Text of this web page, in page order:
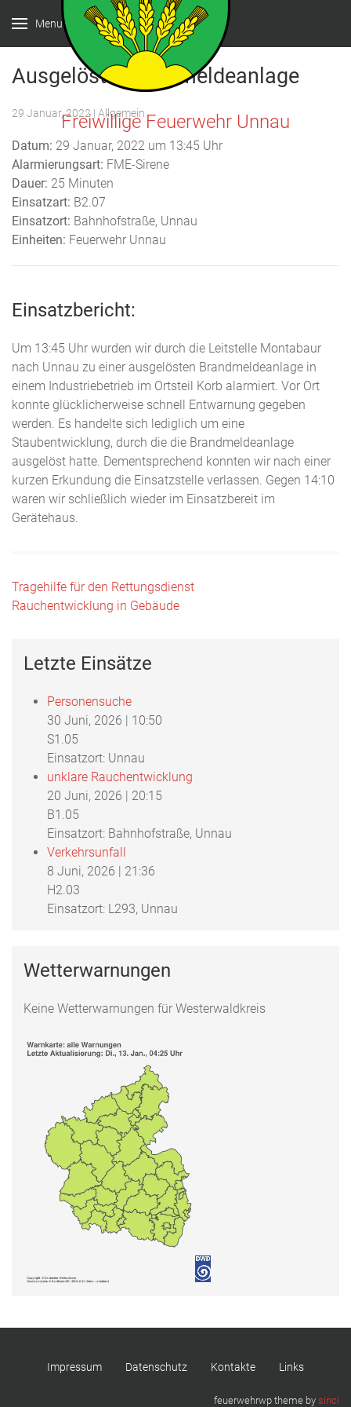
Menu
Freiwillige Feuerwehr Unnau
Ausgelöste Brandmeldeanlage
29 Januar, 2022 | Allgemein
Datum: 29 Januar, 2022 um 13:45 Uhr
Alarmierungsart: FME-Sirene
Dauer: 25 Minuten
Einsatzart: B2.07
Einsatzort: Bahnhofstraße, Unnau
Einheiten: Feuerwehr Unnau
Einsatzbericht:
Um 13:45 Uhr wurden wir durch die Leitstelle Montabaur
nach Unnau zu einer ausgelösten Brandmeldeanlage in
einem Industriebetrieb im Ortsteil Korb alarmiert. Vor Ort
konnte glücklicherweise schnell Entwarnung gegeben
werden. Es handelte sich lediglich um eine
Staubentwicklung, durch die die Brandmeldeanlage
ausgelöst hatte. Dementsprechend konnten wir nach einer
kurzen Erkundung die Einsatzstelle verlassen. Gegen 14:10
waren wir schließlich wieder im Einsatzbereit im
Gerätehaus.
Beitragsnavigation
Tragehilfe für den Rettungsdienst
Rauchentwicklung in Gebäude
Letzte Einsätze
Personensuche
30 Juni, 2026 | 10:50
S1.05
Einsatzort: Unnau
unklare Rauchentwicklung
20 Juni, 2026 | 20:15
B1.05
Einsatzort: Bahnhofstraße, Unnau
Verkehrsunfall
8 Juni, 2026 | 21:36
H2.03
Einsatzort: L293, Unnau
Wetterwarnungen
Keine Wetterwarnungen für Westerwaldkreis
Impressum Datenschutz Kontakte Links
feuerwehrwp theme by sinci